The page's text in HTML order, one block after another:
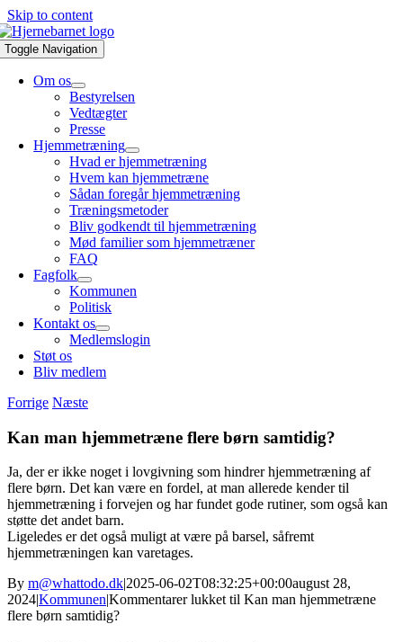
Skip to content
Toggle Navigation
Om os
Bestyrelsen
Vedtægter
Presse
Hjemmetræning
Hvad er hjemmetræning
Hvem kan hjemmetræne
Sådan foregår hjemmetræning
Træningsmetoder
Bliv godkendt til hjemmetræning
Mød familier som hjemmetræner
FAQ
Fagfolk
Kommunen
Politisk
Kontakt os
Medlemslogin
Støt os
Bliv medlem
Forrige Næste
Kan man hjemmetræne flere børn samtidig?
Ja, der er ikke noget i lovgivning som hindrer hjemmetræning af
flere børn. Det kan være en fordel, at man allerede kender til
hjemmetræning i forvejen og har fundet gode rutiner, som også kan
støtte det andet barn.
Ligeledes er det også muligt at være på barsel, såfremt
hjemmetræningen kan varetages.
By m@whattodo.dk|2025-06-02T08:32:25+00:00august 28,
2024|Kommunen|Kommentarer lukkettil Kan man hjemmetræne
flere børn samtidig?